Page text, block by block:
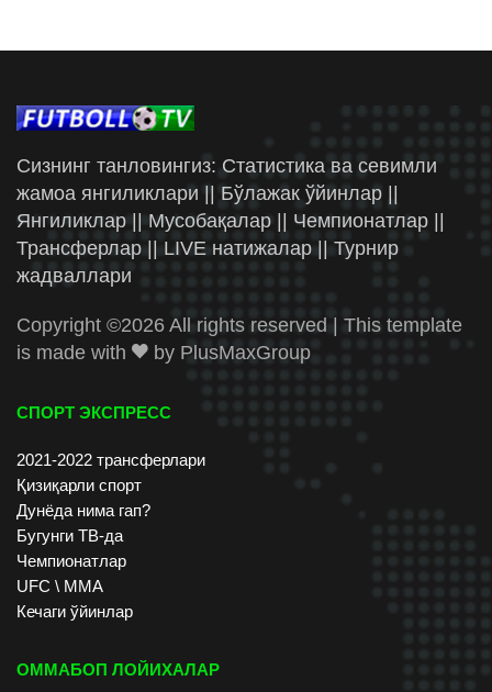
Сизнинг танловингиз: Статистика ва севимли
жамоа янгиликлари || Бўлажак ўйинлар ||
Янгиликлар || Мусобақалар || Чемпионатлар ||
Трансферлар || LIVE натижалар || Турнир
жадваллари
Copyright ©2026 All rights reserved | This template
is made with
by PlusMaxGroup
СПОРТ ЭКСПРЕСС
2021-2022 трансферлари
Қизиқарли спорт
Дунёда нима гап?
Бугунги ТВ-да
Чемпионатлар
UFC \ ММА
Кечаги ўйинлар
ОММАБОП ЛОЙИХАЛАР